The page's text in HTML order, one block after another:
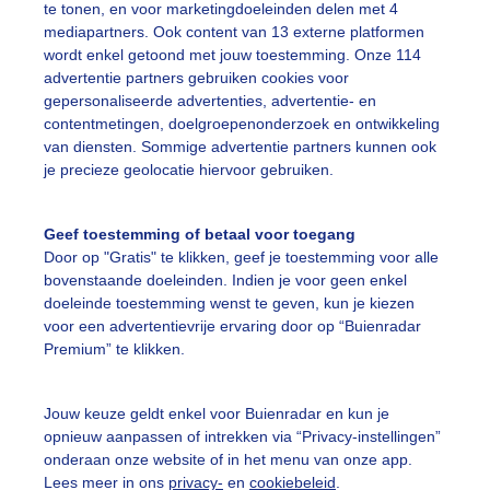
te tonen, en voor marketingdoeleinden delen met 4
mediapartners. Ook content van 13 externe platformen
wordt enkel getoond met jouw toestemming. Onze 114
advertentie partners gebruiken cookies voor
gepersonaliseerde advertenties, advertentie- en
contentmetingen, doelgroepenonderzoek en ontwikkeling
van diensten. Sommige advertentie partners kunnen ook
je precieze geolocatie hiervoor gebruiken.
Geef toestemming of betaal voor toegang
Door op "Gratis" te klikken, geef je toestemming voor alle
bovenstaande doeleinden. Indien je voor geen enkel
doeleinde toestemming wenst te geven, kun je kiezen
voor een advertentievrije ervaring door op “Buienradar
Premium” te klikken.
Jouw keuze geldt enkel voor Buienradar en kun je
opnieuw aanpassen of intrekken via “Privacy-instellingen”
onderaan onze website of in het menu van onze app.
Lees meer in ons privacy- en cookiebeleid
vanmorgen vroeg terwijl we het licht opzoeken
Joost Mooij Gemaakt: 17-11-2025, 47x bekeken
Mijn weer